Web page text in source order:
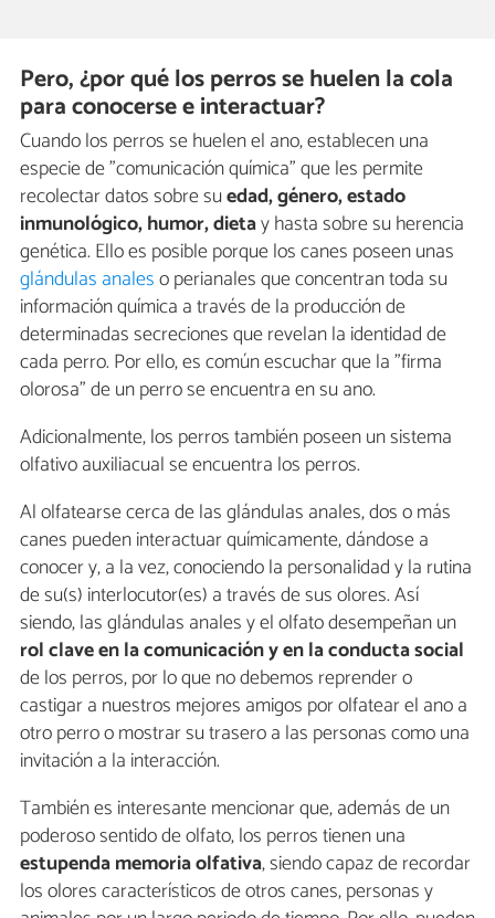
Pero, ¿por qué los perros se huelen la cola
para conocerse e interactuar?
Cuando los perros se huelen el ano, establecen una
especie de "comunicación química" que les permite
recolectar datos sobre suedad, género, estado
inmunológico, humor, dietay hasta sobre su herencia
genética. Ello es posible porque los canes poseen unas
glándulas analeso perianales que concentran toda su
información química a través de la producción de
determinadas secreciones que revelan la identidad de
cada perro. Por ello, es común escuchar que la "firma
olorosa" de un perro se encuentra en su ano.
Adicionalmente, los perros también poseen un sistema
olfativo auxiliacual se encuentra los perros.
Al olfatearse cerca de las glándulas anales, dos o más
canes pueden interactuar químicamente, dándose a
conocer y, a la vez, conociendo la personalidad y la rutina
de su(s) interlocutor(es) a través de sus olores. Así
siendo, las glándulas anales y el olfato desempeñan un
rol clave en la comunicación y en la conducta social
de los perros, por lo que no debemos reprender o
castigar a nuestros mejores amigos por olfatear el ano a
otro perro o mostrar su trasero a las personas como una
invitación a la interacción.
También es interesante mencionar que, además de un
poderoso sentido de olfato, los perros tienen una
estupenda memoria olfativa, siendo capaz de recordar
los olores característicos de otros canes, personas y